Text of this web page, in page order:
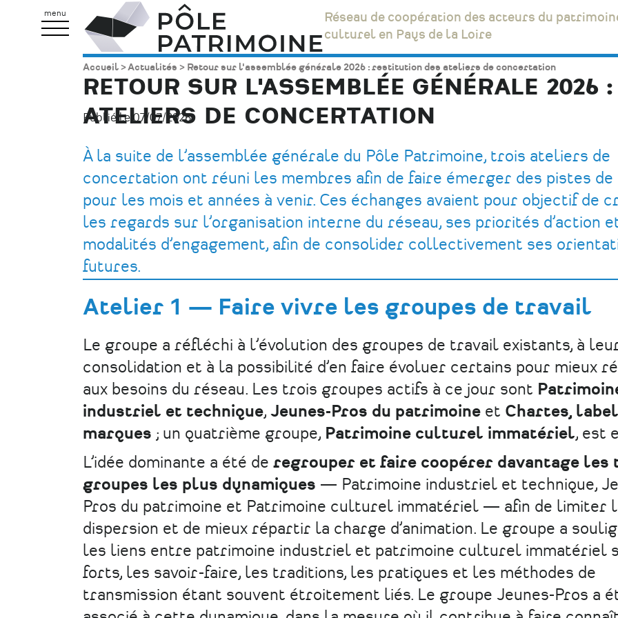
menu
Pôle
Patrimoine
Réseau de coopération des acteurs du
culturel en Pays de la Loire
Fil
d'Ariane
Accueil Actualités Retour sur l'assemblée générale 2026 : restitution des ateliers de concertation
RETOUR SUR L'ASSEMBLÉE GÉNÉRALE 2026
ATELIERS DE CONCERTATION
Publié le 07/07/2026.
À la suite de l’assemblée générale du Pôle Patrimoine, trois ateliers de
concertation ont réuni les membres afin de faire émerger des pistes
pour les mois et années à venir. Ces échanges avaient pour objectif de
les regards sur l’organisation interne du réseau, ses priorités d’action
modalités d’engagement, afin de consolider collectivement ses
futures.
Atelier 1 — Faire vivre les groupes de travail
Le groupe a réfléchi à l’évolution des groupes de travail existants, à
consolidation et à la possibilité d’en faire évoluer certains pour mieux
aux besoins du réseau. Les trois groupes actifs à ce jour sont
industriel et technique, Jeunes-Pros du patrimoine et Chartes,
marques ; un quatrième groupe, Patrimoine culturel immatériel, est
L’idée dominante a été de regrouper et faire coopérer davantage les
groupes les plus dynamiques — Patrimoine industriel et technique,
Pros du patrimoine et Patrimoine culturel immatériel — afin de limiter
dispersion et de mieux répartir la charge d’animation. Le groupe a
les liens entre patrimoine industriel et patrimoine culturel immatériel
forts, les savoir-faire, les traditions, les pratiques et les méthodes de
transmission étant souvent étroitement liés. Le groupe Jeunes-Pros a